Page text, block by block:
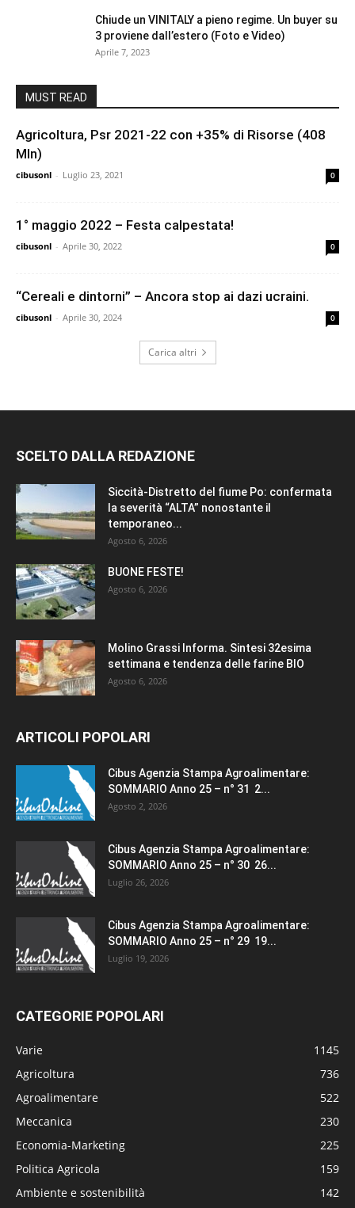
Chiude un VINITALY a pieno regime. Un buyer su
3 proviene dall’estero (Foto e Video)
Aprile 7, 2023
MUST READ
Agricoltura, Psr 2021-22 con +35% di Risorse (408
Mln)
cibusonl - Luglio 23, 2021 0
1° maggio 2022 – Festa calpestata!
cibusonl - Aprile 30, 2022 0
“Cereali e dintorni” – Ancora stop ai dazi ucraini.
cibusonl - Aprile 30, 2024 0
Carica altri
SCELTO DALLA REDAZIONE
Siccità-Distretto del fiume Po: confermata
la severità “ALTA” nonostante il
temporaneo...
Agosto 6, 2026
BUONE FESTE!
Agosto 6, 2026
Molino Grassi Informa. Sintesi 32esima
settimana e tendenza delle farine BIO
Agosto 6, 2026
ARTICOLI POPOLARI
Cibus Agenzia Stampa Agroalimentare:
SOMMARIO Anno 25 – n° 31 2...
Agosto 2, 2026
Cibus Agenzia Stampa Agroalimentare:
SOMMARIO Anno 25 – n° 30 26...
Luglio 26, 2026
Cibus Agenzia Stampa Agroalimentare:
SOMMARIO Anno 25 – n° 29 19...
Luglio 19, 2026
CATEGORIE POPOLARI
Varie
1145
Agricoltura
736
Agroalimentare
522
Meccanica
230
Economia-Marketing
225
Politica Agricola
159
Ambiente e sostenibilità
142